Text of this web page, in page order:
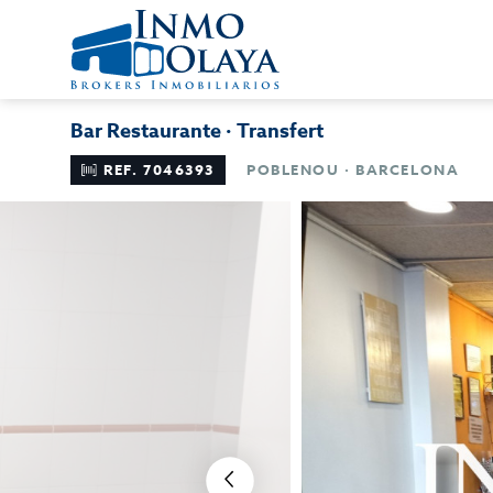
Bar Restaurante · Transfert
REF. 7046393 POBLENOU · BARCELONA